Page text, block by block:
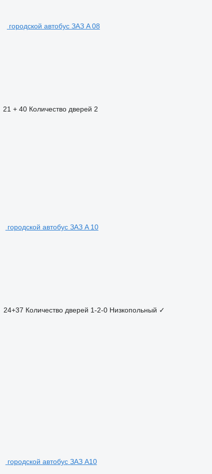
городской автобус ЗАЗ A 08
21 + 40 Количество дверей 2
городской автобус ЗАЗ A 10
24+37 Количество дверей 1-2-0 Низкопольный ✓
городской автобус ЗАЗ A10